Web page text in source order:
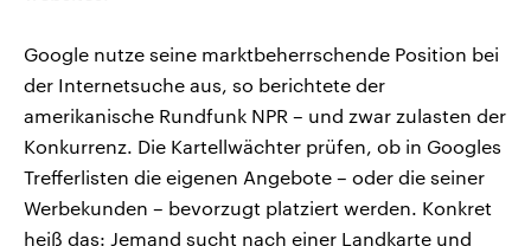
Google nutze seine marktbeherrschende Position bei
der Internetsuche aus, so berichtete der
amerikanische Rundfunk NPR – und zwar zulasten der
Konkurrenz. Die Kartellwächter prüfen, ob in Googles
Trefferlisten die eigenen Angebote – oder die seiner
Werbekunden – bevorzugt platziert werden. Konkret
heiß das: Jemand sucht nach einer Landkarte und